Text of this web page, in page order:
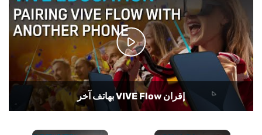
إقران VIVE Flow بهاتف آخر
تشغيل مقاطع فيديو عادية وبنطاق 360 درجة في VIVE
Flow
إعداد وضع Kiosk
بث شاشة الواقع الافتراضي إلى جهاز تلفزيون
إعداد VIVE Flow باستخدام تطبيق VIVE
استخدام هاتفك كوحدة تحكم VIVE Flow
استخدام وضع الهاتف في VIVE Flow إعداد VIVE Flow باستخدام هواتف Samsung